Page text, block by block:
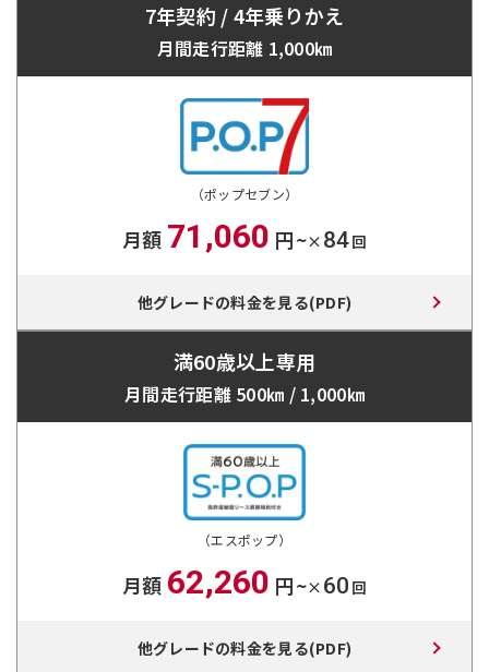
7年契約 / 4年乗りかえ
月間走行距離 1,000㎞
（ポップセブン）
月額 71,060 円~× 84回
他グレードの料金を見る(PDF)
満60歳以上専用
月間走行距離 500㎞ / 1,000㎞
（エスポップ）
月額 62,260 円~× 60 回
他グレードの料金を見る(PDF)